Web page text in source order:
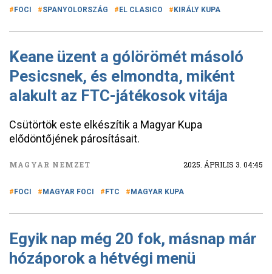
FOCI SPANYOLORSZÁG EL CLASICO KIRÁLY KUPA
Keane üzent a gólörömét másoló
Pesicsnek, és elmondta, miként
alakult az FTC-játékosok vitája
Csütörtök este elkészítik a Magyar Kupa
elődöntőjének párosításait.
MAGYAR NEMZET 2025. ÁPRILIS 3. 04:45
FOCI MAGYAR FOCI FTC MAGYAR KUPA
Egyik nap még 20 fok, másnap már
hózáporok a hétvégi menü